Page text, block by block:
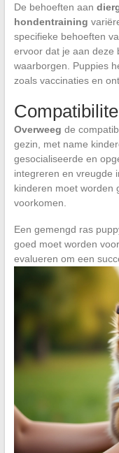
De behoeften aan
hondentraining
specifieke behoeften
ervoor dat je aan deze
waarborgen. Puppies
zoals vaccinaties en
Overweeg de
gezin, met name
gesocialiseerde en
integreren en vreugde
kinderen moet worden
voorkomen.
Een gemengd ras
goed moet worden
evalueren om een